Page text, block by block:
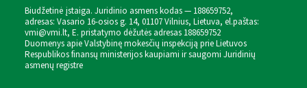
Biudžetinė įstaiga. Juridinio asmens kodas — 188659752,
adresas: Vasario 16-osios g. 14, 01107 Vilnius, Lietuva, el.paštas:
vmi@vmi.lt, E. pristatymo dėžutės adresas 188659752
Duomenys apie Valstybinę mokesčių inspekciją prie Lietuvos
Respublikos finansų ministerijos kaupiami ir saugomi Juridinių
asmenų registre